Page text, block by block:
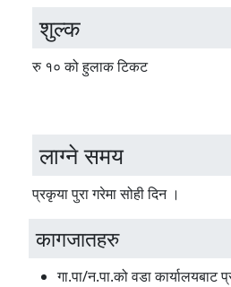
शुल्क
रु १० को हुलाक टिकट
लाग्ने समय
प्रकृया पुरा गरेमा सोही दिन ।
कागजातहरु
गा.पा/न.पा.को वडा कार्यालयबाट